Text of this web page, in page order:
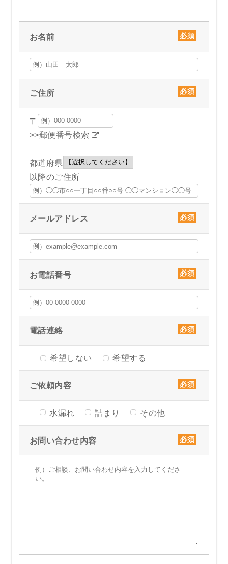
お名前
ご住所
〒
>>郵便番号検索
都道府県
以降のご住所
メールアドレス
お電話番号
電話連絡
希望しない 希望する
ご依頼内容
水漏れ 詰まり その他
お問い合わせ内容